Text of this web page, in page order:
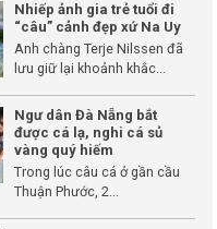
Nhiếp ảnh gia trẻ tuổi đi
“câu” cảnh đẹp xứ Na Uy
Anh chàng Terje Nilssen đã
lưu giữ lại khoảnh khắc...
Ngư dân Đà Nẵng bắt
được cá lạ, nghi cá sủ
vàng quý hiếm
Trong lúc câu cá ở gần cầu
Thuận Phước, 2...